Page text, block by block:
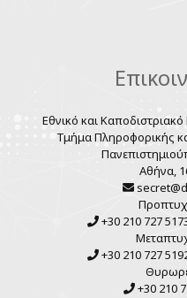
Εθνικό και
Τμήμα Πληροφορικής
Αθήνα,
+30 210 727
+30 210 727
+30 210